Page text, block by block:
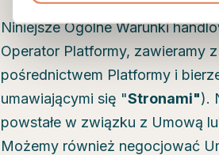
Niniejsze Ogólne Warunki
Operator Platformy, zawieramy
pośrednictwem Platformy i
umawiającymi się "Stronami").
powstałe w związku z Umową
Możemy również negocjować